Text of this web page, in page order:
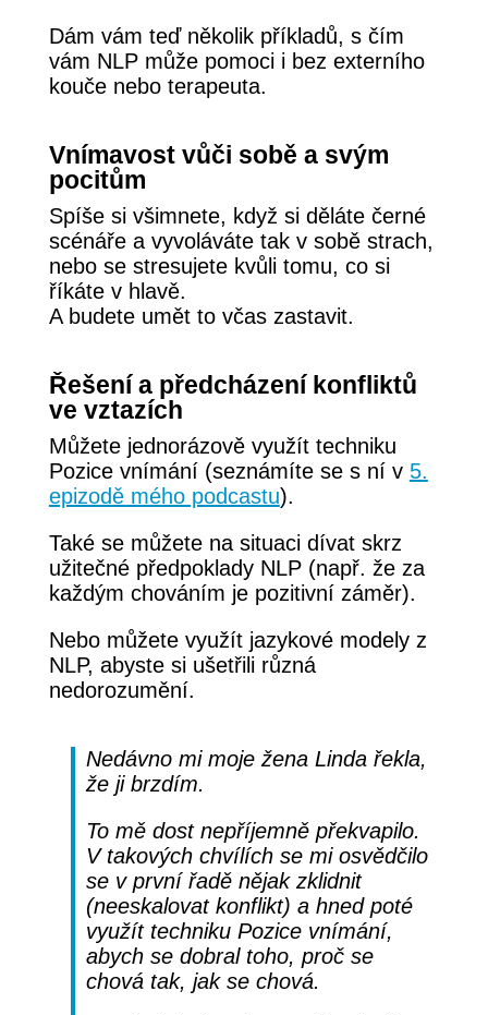
Dám vám teď několik příkladů, s čím
vám NLP může pomoci i bez externího
kouče nebo terapeuta.
Vnímavost vůči sobě a svým
pocitům
Spíše si všimnete, když si děláte černé
scénáře a vyvoláváte tak v sobě strach,
nebo se stresujete kvůli tomu, co si
říkáte v hlavě.
A budete umět to včas zastavit.
Řešení a předcházení konfliktů
ve vztazích
Můžete jednorázově využít techniku
Pozice vnímání (seznámíte se s ní v 5.
epizodě mého podcastu).
Také se můžete na situaci dívat skrz
užitečné předpoklady NLP (např. že za
každým chováním je pozitivní záměr).
Nebo můžete využít jazykové modely z
NLP, abyste si ušetřili různá
nedorozumění.
Nedávno mi moje žena Linda řekla,
že ji brzdím.
To mě dost nepříjemně překvapilo.
V takových chvílích se mi osvědčilo
se v první řadě nějak zklidnit
(neeskalovat konflikt) a hned poté
využít techniku Pozice vnímání,
abych se dobral toho, proč se
chová tak, jak se chová.